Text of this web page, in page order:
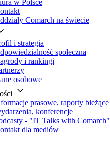
w Polsce
Comarch na świecie
i strategia
społeczna
i rankingi
osobowe
prasowe, raporty bieżące
konferencje
- "IT Talks with Comarch"
dla mediów